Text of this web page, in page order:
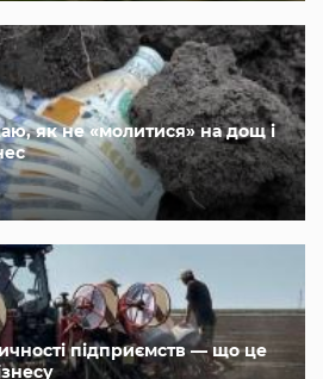
як не «молитися» на дощ і
підприємств — що це